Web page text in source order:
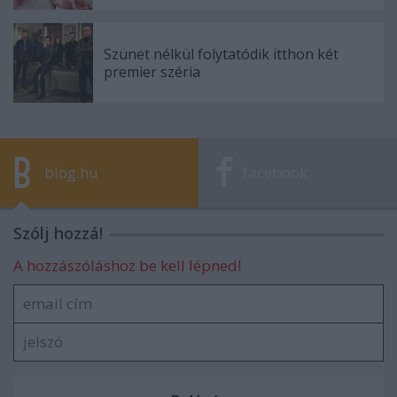
Szünet nélkül folytatódik itthon két
premier széria
blog.hu
Szólj hozzá!
A hozzászóláshoz be kell lépned!